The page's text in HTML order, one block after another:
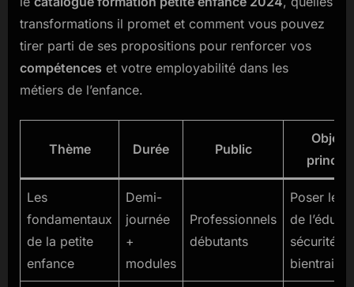
transformations il promet et comment vous pouvez
tirer parti de ses propositions pour renforcer vos
compétences et votre employabilité dans les
métiers de l’enfance.
Thème Durée Public
Les
fondamentaux
de la petite
enfance
Demi-
journée
+
modules
Professionnels
débutants
Poser les
de
sécurité et